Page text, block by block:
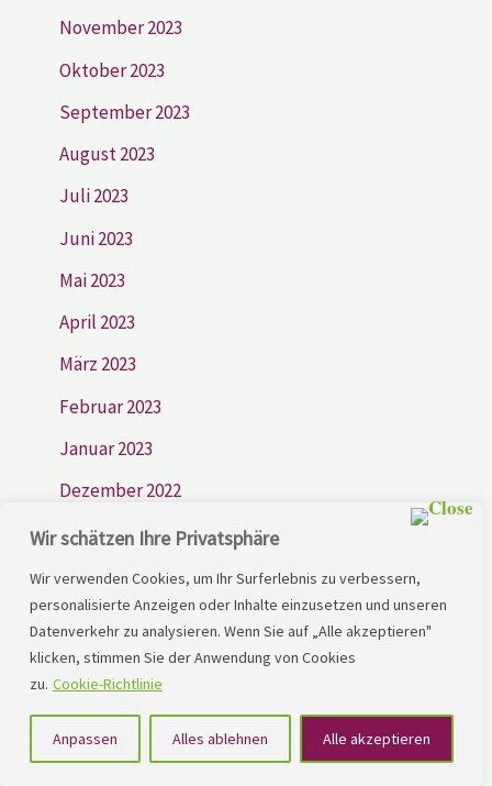
Wir schätzen Ihre Privatsphäre
Wir verwenden Cookies, um Ihr Surferlebnis zu verbessern,
personalisierte Anzeigen oder Inhalte einzusetzen und unseren
Datenverkehr zu analysieren. Wenn Sie auf „Alle akzeptieren"
klicken, stimmen Sie der Anwendung von Cookies
zu. Cookie-Richtlinie
Anpassen Alles ablehnen Alle akzeptieren
November 2023
Oktober 2023
September 2023
August 2023
Juli 2023
Juni 2023
Mai 2023
April 2023
März 2023
Februar 2023
Januar 2023
Dezember 2022
Professionelle Hilfe und Unterstützung bei LRS und
Hausaufgabenthematiken